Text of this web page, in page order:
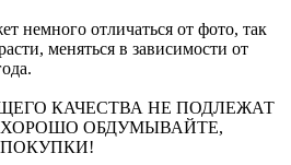
немного отличаться от фото, так
меняться в зависимости от
КАЧЕСТВА НЕ ПОДЛЕЖАТ
ХОРОШО ОБДУМЫВАЙТЕ,